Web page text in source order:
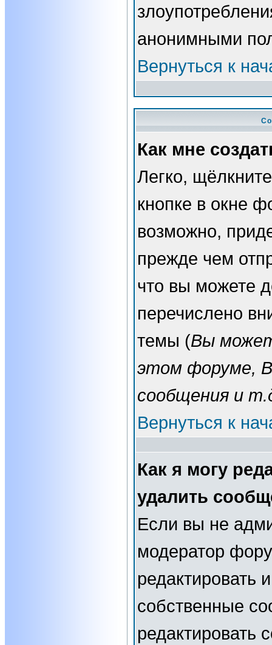
анонимными
Вернуться к
Как мне
Легко,
кнопке в окне
возможно,
прежде чем
что вы можете
перечислено
темы (Вы
этом форуме,
сообщения и
Вернуться к
Как я могу
удалить
Если вы не
модератор
редактировать
собственные
редактировать